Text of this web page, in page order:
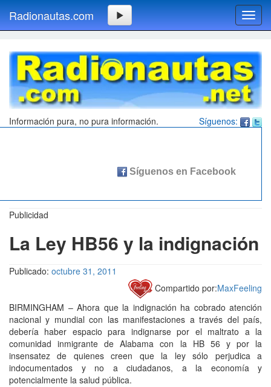
Radionautas.com
Síguenos:
Información pura, no pura información.
Publicidad
La Ley HB56 y la indignación
Publicado: octubre 31, 2011
Compartido por:MaxFeeling
BIRMINGHAM – Ahora que la indignación ha cobrado atención
nacional y mundial con las manifestaciones a través del país,
debería haber espacio para indignarse por el maltrato a la
comunidad inmigrante de Alabama con la HB 56 y por la
insensatez de quienes creen que la ley sólo perjudica a
indocumentados y no a ciudadanos, a la economía y
potencialmente la salud pública.